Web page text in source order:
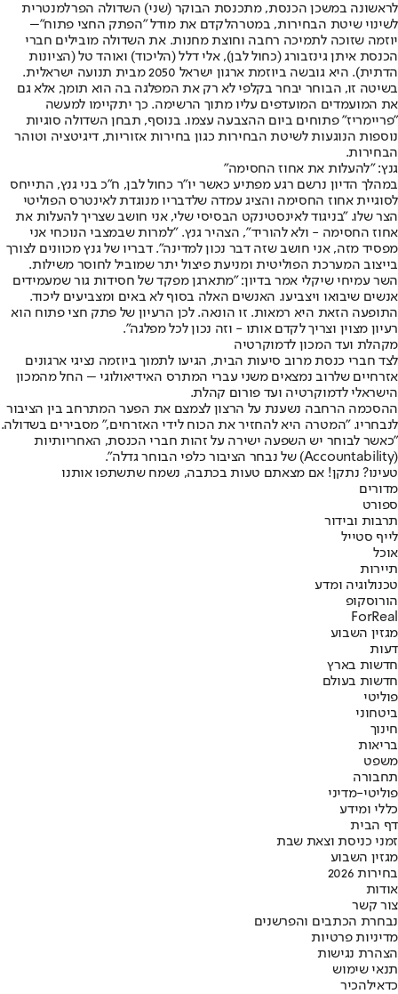
לראשונה במשכן הכנסת, מתכנסת הבוקר (שני) השדולה הפרלמנטרית
לשינוי שיטת הבחירות, במטרהלקדם את מודל "הפתק החצי פתוח"–
יוזמה שזוכה לתמיכה רחבה וחוצת מחנות. את השדולה מובילים חברי
הכנסת איתן גינזבורג (כחול לבן), אלי דלל (הליכוד) ואוהד טל (הציונות
הדתית). היא גובשה ביוזמת ארגון ישראל 2050 מבית תנועה ישראלית.
בשיטה זו, הבוחר יבחר בקלפי לא רק את המפלגה בה הוא תומך, אלא גם
את המועמדים המועדפים עליו מתוך הרשימה. כך יתקיימו למעשה
״פריימריז״ פתוחים ביום ההצבעה עצמו. בנוסף, תבחן השדולה סוגיות
נוספות הנוגעות לשיטת הבחירות כגון בחירות אזוריות, דיגיטציה וטוהר
הבחירות.
גנץ: "להעלות את אחוז החסימה"
במהלך הדיון נרשם רגע מפתיע כאשר יו"ר כחול לבן, ח"כ בני גנץ, התייחס
לסוגיית אחוז החסימה והציג עמדה שלדבריו מנוגדת לאינטרס הפוליטי
הצר שלו. "בניגוד לאינסטינקט הבסיסי שלי, אני חושב שצריך להעלות את
אחוז החסימה - ולא להוריד", הצהיר גנץ. "למרות שבמצבי הנוכחי אני
מפסיד מזה, אני חושב שזה דבר נכון למדינה". דבריו של גנץ מכוונים לצורך
בייצוב המערכת הפוליטית ומניעת פיצול יתר שמוביל לחוסר משילות.
השר עמיחי שיקלי אמר בדיון: ״מתארגן מפקד של חסידות גור שמעמידים
אנשים שיבואו ויצביעו. האנשים האלה בסוף לא באים ומצביעים ליכוד.
התופעה הזאת היא רמאות. זו הונאה. לכן הרעיון של פתק חצי פתוח הוא
רעיון מצוין וצריך לקדם אותו - וזה נכון לכל מפלגה״.
מקהלת ועד המכון לדמוקרטיה
לצד חברי כנסת מרוב סיעות הבית, הגיעו לתמוך ביוזמה נציגי ארגונים
אזרחיים שלרוב נמצאים משני עברי המתרס האידיאולוגי – החל מהמכון
הישראלי לדמוקרטיה ועד פורום קהלת.
ההסכמה הרחבה נשענת על הרצון לצמצם את הפער המתרחב בין הציבור
לנבחריו. "המטרה היא להחזיר את הכוח לידי האזרחים," מסבירים בשדולה.
"כאשר לבוחר יש השפעה ישירה על זהות חברי הכנסת, האחריותיות
(Accountability) של נבחר הציבור כלפי הבוחר גדלה".
טעינו? נתקן! אם מצאתם טעות בכתבה, נשמח שתשתפו אותנו
מדורים
ספורט
תרבות ובידור
לייף סטייל
אוכל
תיירות
טכנולוגיה ומדע
הורוסקופ
ForReal
מגזין השבוע
דעות
חדשות בארץ
חדשות בעולם
פוליטי
ביטחוני
חינוך
בריאות
משפט
תחבורה
פוליטי-מדיני
כללי ומידע
דף הבית
זמני כניסת וצאת שבת
מגזין השבוע
בחירות 2026
אודות
צור קשר
נבחרת הכתבים והפרשנים
מדיניות פרטיות
הצהרת נגישות
תנאי שימוש
כדאילהכיר